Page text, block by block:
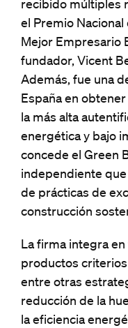
recibido múltiples
el Premio Nacional
Mejor Empresario
fundador, Vicent
Además, fue una
España en
la más alta
energética y bajo
concede el Green
independiente
de prácticas de
construcción
La firma integra
productos
entre otras
reducción de la
la eficiencia